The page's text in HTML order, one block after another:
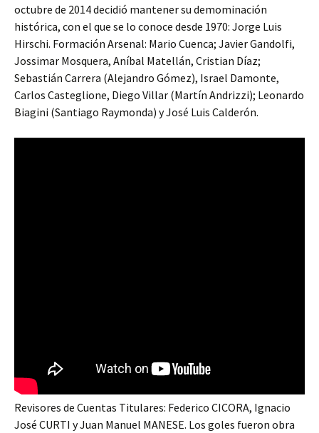
octubre de 2014 decidió mantener su demominación
histórica, con el que se lo conoce desde 1970: Jorge Luis
Hirschi. Formación Arsenal: Mario Cuenca; Javier Gandolfi,
Jossimar Mosquera, Aníbal Matellán, Cristian Díaz;
Sebastián Carrera (Alejandro Gómez), Israel Damonte,
Carlos Casteglione, Diego Villar (Martín Andrizzi); Leonardo
Biagini (Santiago Raymonda) y José Luis Calderón.
Revisores de Cuentas Titulares: Federico CICORA, Ignacio
José CURTI y Juan Manuel MANESE. Los goles fueron obra